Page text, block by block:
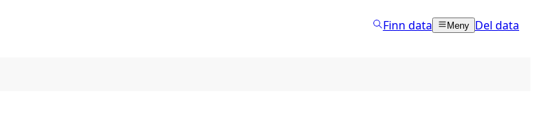
Finn data Meny Del data